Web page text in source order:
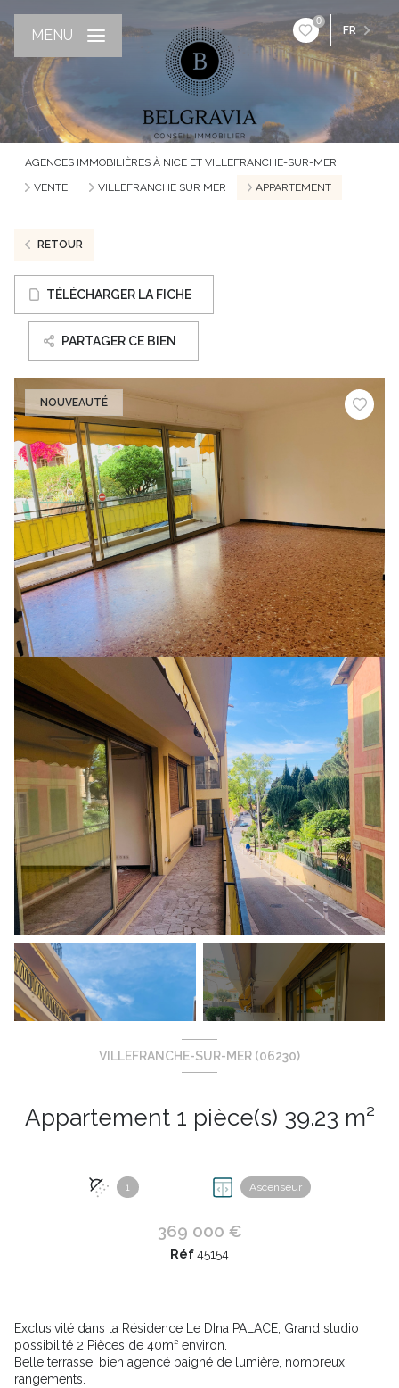
0
FR
MENU
AGENCES IMMOBILIÈRES À NICE ET VILLEFRANCHE-SUR-MER
VENTE
VILLEFRANCHE SUR MER APPARTEMENT
RETOUR
TÉLÉCHARGER LA FICHE
PARTAGER CE BIEN
NOUVEAUTÉ
+2
VILLEFRANCHE-SUR-MER (06230)
Appartement 1 pièce(s) 39.23 m²
1 Ascenseur
369 000 €
Réf45154
Exclusivité dans la Résidence Le DIna PALACE, Grand studio
possibilité 2 Pièces de 40m² environ.
Belle terrasse, bien agencé baigné de lumière, nombreux
rangements.